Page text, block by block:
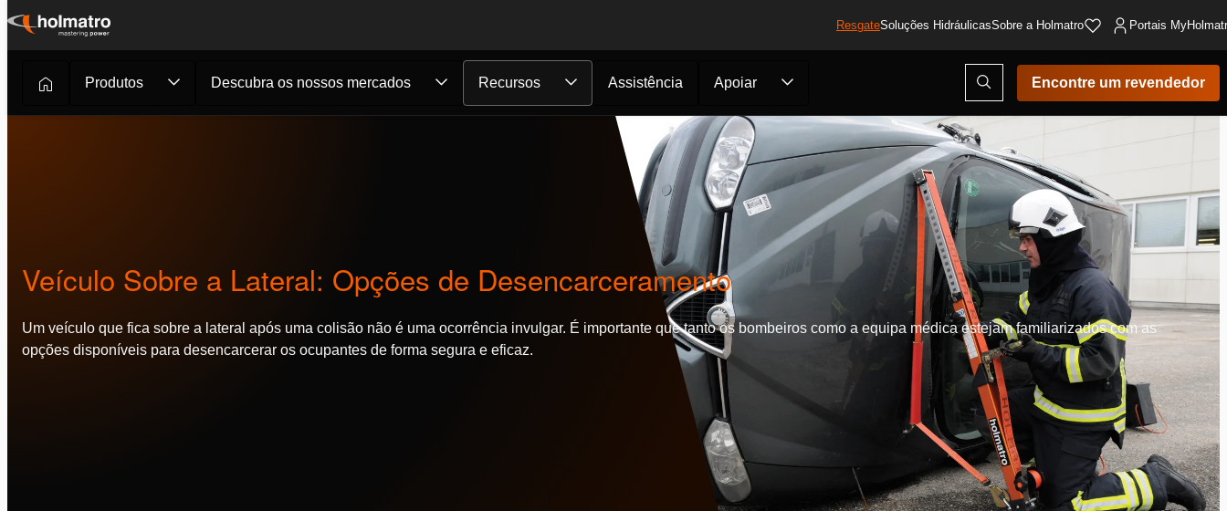
Ir
ResgateSoluções HidráulicasSobre a Holmatro Portais
Produtos Descubra os nossos mercados Recursos Assistência Apoiar
Abrir
modal
de
pesquisa
Encontre um revendedor
Resgate /Blogs Veículo Sobre a L...
Veículo Sobre a Lateral: Opções de Desencarceramento
Um veículo que fica sobre a lateral após uma colisão não é uma ocorrência invulgar. É importante que tanto os bombeiros como a equipa médica estejam familiarizados com as
opções disponíveis para desencarcerar os ocupantes de forma segura e eficaz.